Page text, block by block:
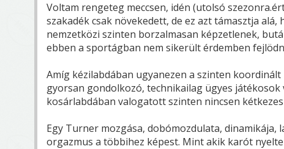
Voltam rengeteg meccsen, idén (utolsó
szakadék csak növekedett, de ez azt támasztja alá,
nemzetközi szinten borzalmasan képzetlenek,
ebben a sportágban nem sikerült érdemben
Amíg kézilabdában ugyanezen a szinten
gyorsan gondolkozó, technikailag ügyes játékosok
kosárlabdában valogatott szinten nincsen
Egy Turner mozgása, dobómozdulata, dinamikája,
orgazmus a többihez képest. Mint akik karót